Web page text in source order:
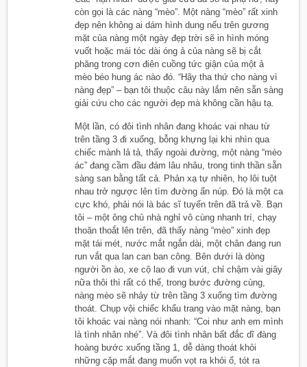
còn gọi là các nàng “mèo”. Một nàng “mèo” rất xinh
đẹp nên không ai dám hình dung nếu trên gương
mặt của nàng một ngày đẹp trời sẽ in hình móng
vuốt hoặc mái tóc dài óng ả của nàng sẽ bị cắt
phăng trong cơn điên cuồng tức giận của một ả
mèo béo hung ác nào đó. “Hãy tha thứ cho nàng vì
nàng đẹp” – bạn tôi thuộc câu này lắm nên sẵn sàng
giải cứu cho các người đẹp mà không cần hậu tạ.
Một lần, có đôi tình nhân đang khoác vai nhau từ
trên tầng 3 đi xuống, bỗng khựng lại khi nhìn qua
chiếc mành lả tả, thấy ngoài đường, một nàng “mèo
ác” đang cầm đầu đám lâu nhâu, trong tinh thần sẵn
sàng san bằng tất cả. Phản xạ tự nhiên, họ lôi tuột
nhau trở ngược lên tìm đường ẩn núp. Đó là một ca
cực khó, phải nói là bác sĩ tuyến trên đã trả về. Bạn
tôi – một ông chủ nhà nghỉ vô cùng nhanh trí, chạy
thoăn thoắt lên trên, đã thấy nàng “mèo” xinh đẹp
mặt tái mét, nước mắt ngắn dài, một chân đang run
run vắt qua lan can ban công. Bên dưới là dòng
người ồn ào, xe cộ lao đi vun vút, chỉ chậm vài giây
nữa thôi thì rất có thể, trong bước đường cùng,
nàng mèo sẽ nhảy từ trên tầng 3 xuống tìm đường
thoát. Chụp vội chiếc khẩu trang vào mặt nàng, bạn
tôi khoác vai nàng nói nhanh: “Coi như anh em mình
là tình nhân nhé”. Và đôi tình nhân bất đắc dĩ đàng
hoàng bước xuống tầng 1, dễ dàng thoát khỏi
những cặp mắt đang muốn vọt ra khỏi ổ, tót ra